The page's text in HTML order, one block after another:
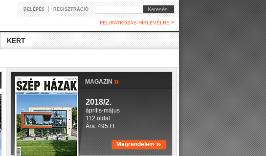
BELÉPÉS| REGISZTRÁCIÓ Keresés
FELIRATKOZÁS HÍRLEVÉLRE »
KERT
MAGAZIN »
2018/2.
április-május
112 oldal
Ára: 495 Ft
Megrendelem »